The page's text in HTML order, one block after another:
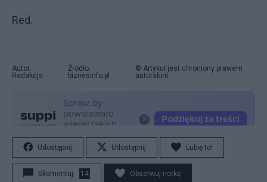
Red.
Autor:
Redakcja
Źródło:
biznesinfo.pl
© Artykuł jest chroniony prawem
autorskim
Udostępnij Udostępnij Lubię to!
Skomentuj 14 Obserwuj notkę